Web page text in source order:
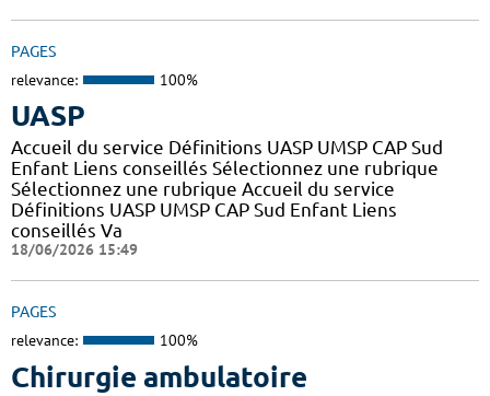
PAGES
relevance: 100%
UASP
Accueil du service Définitions UASP UMSP CAP Sud
Enfant Liens conseillés Sélectionnez une rubrique
Sélectionnez une rubrique Accueil du service
Définitions UASP UMSP CAP Sud Enfant Liens
conseillés Va
18/06/2026 15:49
PAGES
relevance: 100%
Chirurgie ambulatoire